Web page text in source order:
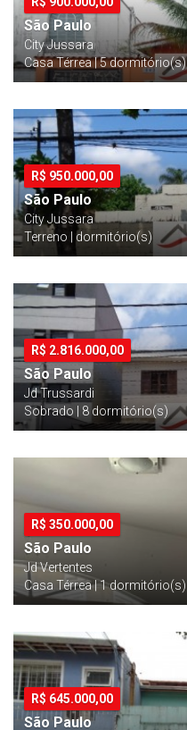
São Paulo
City Jussara
Casa Térrea | 5 dormitório(s)
R$ 950.000,00
São Paulo
City Jussara
Terreno | dormitório(s)
R$ 2.816.000,00
São Paulo
Jd Trussardi
Sobrado | 8 dormitório(s)
R$ 350.000,00
São Paulo
Jd Vertentes
Casa Térrea | 1 dormitório(s)
R$ 645.000,00
São Paulo